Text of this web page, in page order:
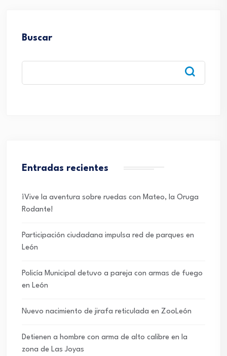
Buscar
Entradas recientes
¡Vive la aventura sobre ruedas con Mateo, la Oruga
Rodante!
Participación ciudadana impulsa red de parques en
León
Policía Municipal detuvo a pareja con armas de fuego
en León
Nuevo nacimiento de jirafa reticulada en ZooLeón
Detienen a hombre con arma de alto calibre en la
zona de Las Joyas